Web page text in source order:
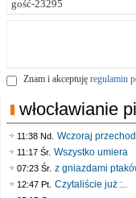
Znam i akceptuję regulamin
włocławianie
11:38 Nd. Wczoraj
11:17 Śr. Wszystko umiera
07:23 Śr. z gniazdami
12:47 Pt. Czytaliście już :..